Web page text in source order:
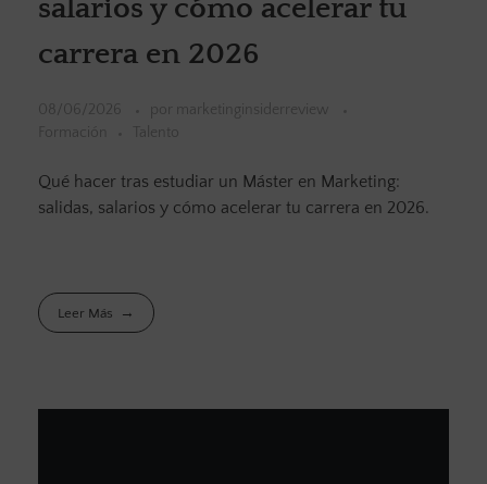
salarios y cómo acelerar tu
carrera en 2026
08/06/2026 por
marketinginsiderreview
Formación
Talento
Qué hacer tras estudiar un Máster en Marketing:
salidas, salarios y cómo acelerar tu carrera en 2026.
Leer Más